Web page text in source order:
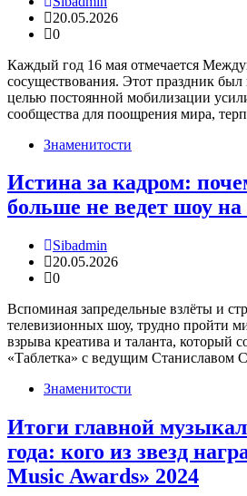
20.05.2026
0
Каждый год 16 мая отмечается
сосуществования. Этот праздник
целью постоянной мобилизации
сообщества для поощрения мира,
Знаменитости
Истина за кадром:
больше не ведет шоу
Sibadmin
20.05.2026
0
Вспоминая запредельные взлёты и
телевизионных шоу, трудно пройти
взрыва креатива и таланта, который
«Таблетка» с ведущим Станиславом
Знаменитости
Итоги главной
года: кого из звезд
Music Awards» 2024